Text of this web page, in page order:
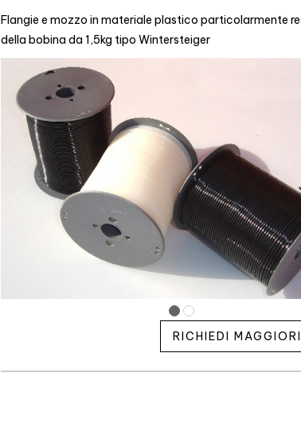
Flangie e mozzo in materiale plastico particolarmente
della bobina da 1,5kg tipo Wintersteiger
RICHIEDI